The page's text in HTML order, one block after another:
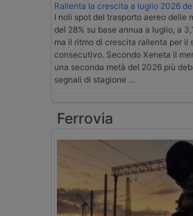
Rallenta la crescita a luglio 2026
I noli spot del trasporto aereo delle
del 28% su base annua a luglio, a
ma il ritmo di crescita rallenta per il
consecutivo. Secondo Xeneta il
una seconda metà del 2026 più
segnali di stagione …
Ferrovia